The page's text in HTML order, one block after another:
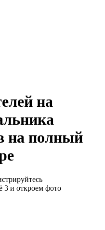
на
на полный
3 и откроем фото